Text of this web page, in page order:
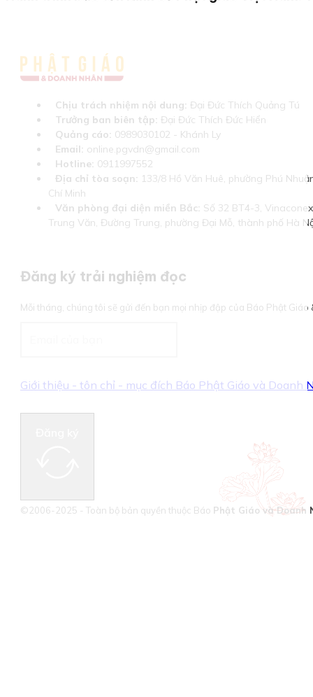
Chịu trách nhiệm nội dung: Đại Đức Thích Quảng Tú
Trưởng ban biên tập: Đại Đức Thích Đức Hiển
Quảng cáo: 0989030102 - Khánh Ly
Email: online.pgvdn@gmail.com
Hotline: 0911997552
Địa chỉ tòa soạn: 133/8 Hồ Văn Huê, phường Phú
Chí Minh
Văn phòng đại diện miền Bắc: Số 32 BT4-3,
Trung Văn, Đường Trung, phường Đại Mỗ, thành phố Hà
Đăng ký trải nghiệm đọc
Mỗi tháng, chúng tôi sẽ gửi đến bạn mọi nhịp đập của Báo Phật Giáo
Giới thiệu - tôn chỉ - mục đích Báo Phật Giáo và Doanh
©2006-2025 - Toàn bộ bản quyền thuộc Báo Phật Giáo và Doanh